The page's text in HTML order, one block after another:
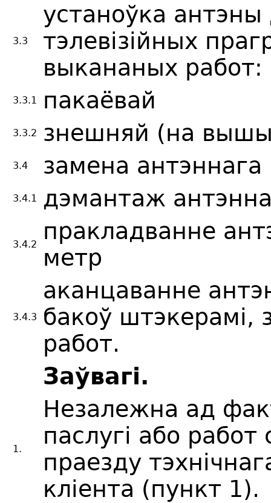
3.3
устаноўка
тэлевізійных
выкананых работ:
3.3.1 пакаёвай
3.3.2 знешняй (на
3.4 замена антэннага
3.4.1 дэмантаж
3.4.2
пракладванне
метр
3.4.3
аканцаванне
бакоў штэкерамі,
работ.
Заўвагі.
1.
Незалежна ад
паслугі або
праезду
кліента (пункт 1).